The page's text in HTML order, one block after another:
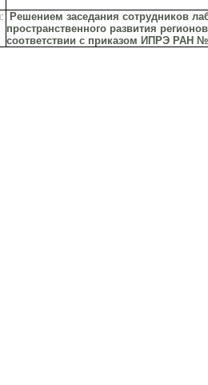
Решением заседания сотрудников
пространственного развития
соответствии с приказом ИПРЭ РАН